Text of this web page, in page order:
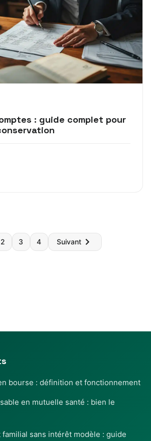
: guide complet pour
Pagination
des
2 3 4 Suivant
bourse : définition et fonctionnement
en mutuelle santé : bien le
sans intérêt modèle : guide